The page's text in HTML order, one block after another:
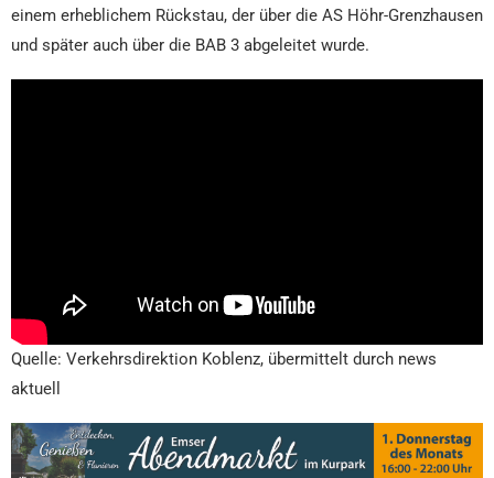
einem erheblichem Rückstau, der über die AS Höhr-Grenzhausen
und später auch über die BAB 3 abgeleitet wurde.
Quelle: Verkehrsdirektion Koblenz, übermittelt durch news
aktuell